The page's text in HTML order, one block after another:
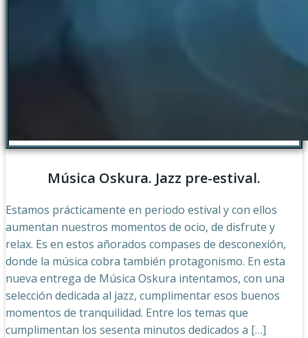
Música Oskura. Jazz pre-estival.
Estamos prácticamente en periodo estival y con ellos
aumentan nuestros momentos de ocio, de disfrute y
relax. Es en estos añorados compases de desconexión,
donde la música cobra también protagonismo. En esta
nueva entrega de Música Oskura intentamos, con una
selección dedicada al jazz, cumplimentar esos buenos
momentos de tranquilidad. Entre los temas que
cumplimentan los sesenta minutos dedicados a […]